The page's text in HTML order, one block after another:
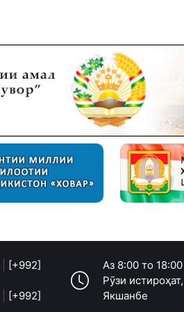
[+992]
[+992]
Аз 8:00 то 18:00
Рӯзи истироҳат,
Якшанбе